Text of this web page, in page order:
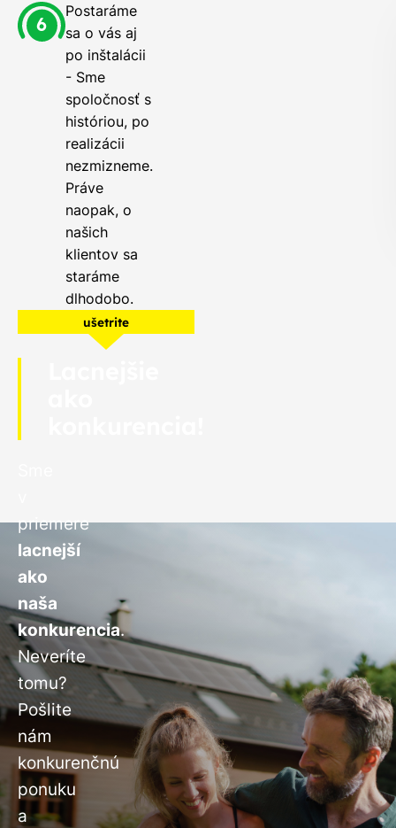
Postaráme
sa o vás aj
po inštalácii
- Sme
spoločnosť s
históriou, po
realizácii
nezmizneme.
Práve
naopak, o
našich
klientov sa
staráme
dlhodobo.
ušetrite
priemere
lacnejší
ako
naša
konkurencia.
Neveríte
tomu?
Pošlite
nám
konkurenčnú
ponuku
a